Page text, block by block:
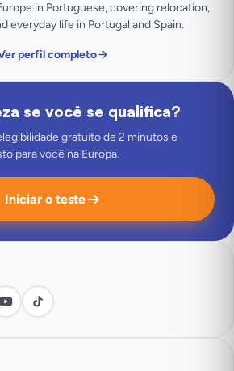
in Portuguese, covering relocation,
everyday life in Portugal and Spain.
perfil completo
se você se qualifica?
gratuito de 2 minutos e
para você na Europa.
Iniciar o teste